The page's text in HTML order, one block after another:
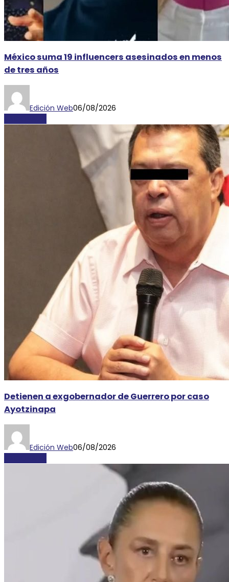
México suma 19 influencers asesinados en menos
de tres años
Edición Web06/08/2026
Detienen a exgobernador de Guerrero por caso
Ayotzinapa
Edición Web06/08/2026